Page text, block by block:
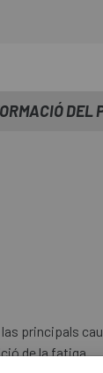
DEL
principals
de la fatiga.